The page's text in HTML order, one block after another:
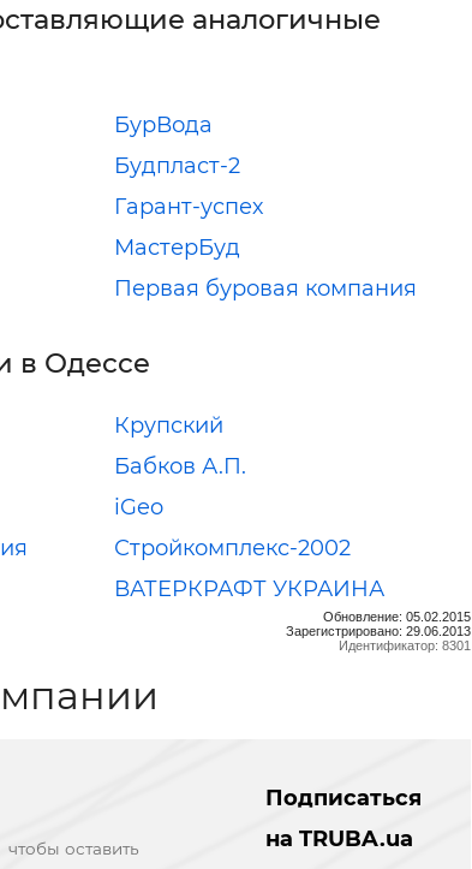
аналогичные
БурВода
Будпласт-2
Гарант-успех
МастерБуд
Первая буровая компания
в Одессе
Крупский
Бабков А.П.
iGeo
Стройкомплекс-2002
ВАТЕРКРАФТ УКРАИНА
Обновление: 05.02.2015
Зарегистрировано: 29.06.2013
Идентификатор: 8301
чтобы оставить
Подписаться
на TRUBA.ua